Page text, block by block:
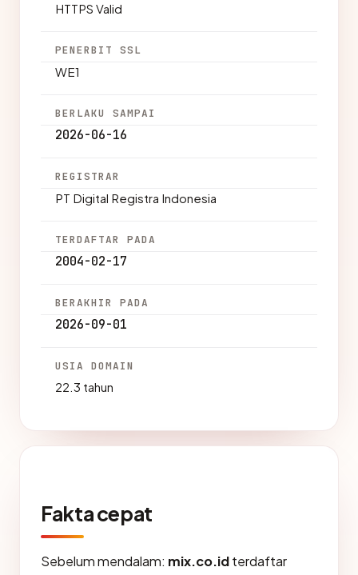
HTTPS Valid
PENERBIT SSL
WE1
BERLAKU SAMPAI
2026-06-16
REGISTRAR
PT Digital Registra Indonesia
TERDAFTAR PADA
2004-02-17
BERAKHIR PADA
2026-09-01
USIA DOMAIN
22.3 tahun
Fakta cepat
Sebelum mendalam: mix.co.idterdaftar